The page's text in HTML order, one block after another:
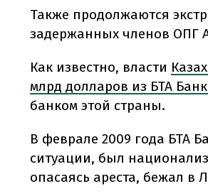
Также продолжаются
задержанных членов ОПГ
Как известно, власти
млрд долларов из БТА
банком этой страны.
В феврале 2009 года БТА
ситуации, был
опасаясь ареста, бежал в